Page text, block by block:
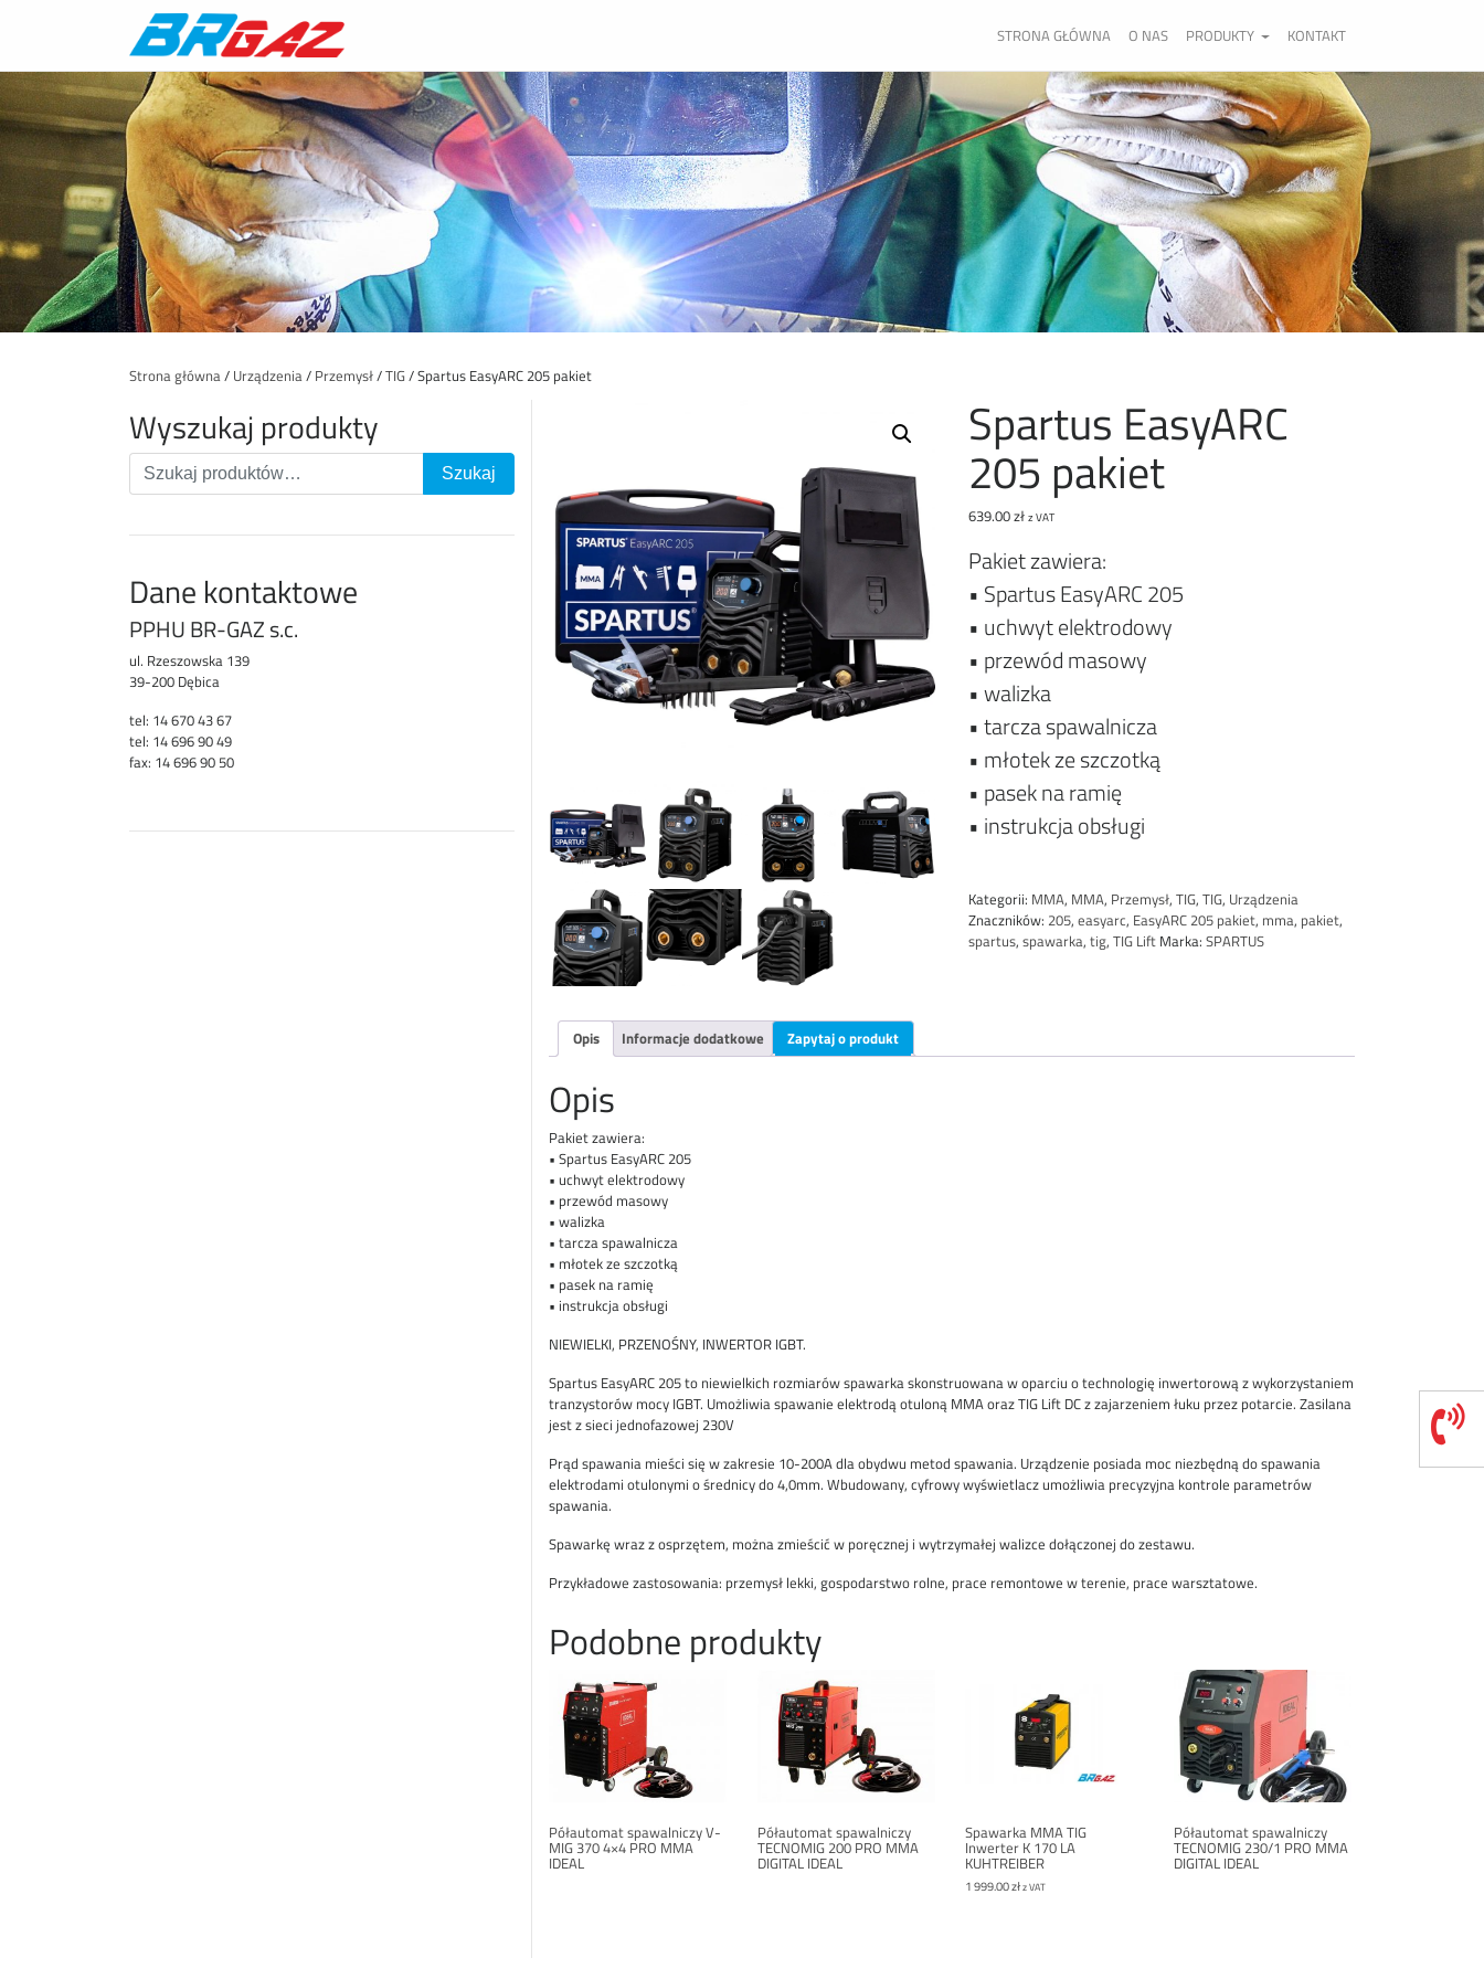
STRONA GŁÓWNA O NAS PRODUKTY KONTAKT
Strona główna/ Urządzenia/ Przemysł/TIG/ Spartus EasyARC 205 pakiet
Wyszukaj produkty
Dane kontaktowe
PPHU BR-GAZ s.c.
ul. Rzeszowska 139
39-200 Dębica
tel: 14 670 43 67
tel: 14 696 90 49
fax: 14 696 90 50
Spartus EasyARC
205 pakiet
639.00zł z VAT
Pakiet zawiera:
• Spartus EasyARC 205
• uchwyt elektrodowy
• przewód masowy
• walizka
• tarcza spawalnicza
• młotek ze szczotką
• pasek na ramię
• instrukcja obsługi
Kategorii: MMA, MMA, Przemysł, TIG, TIG, Urządzenia
Znaczników: 205, easyarc, EasyARC 205 pakiet, mma, pakiet,
spartus, spawarka, tig, TIG Lift Marka: SPARTUS
Opis Informacje dodatkowe Zapytaj o produkt
Opis
Pakiet zawiera:
• Spartus EasyARC 205
• uchwyt elektrodowy
• przewód masowy
• walizka
• tarcza spawalnicza
• młotek ze szczotką
• pasek na ramię
• instrukcja obsługi
NIEWIELKI, PRZENOŚNY, INWERTOR IGBT.
Spartus EasyARC 205 to niewielkich rozmiarów spawarka skonstruowana w oparciu o technologię inwertorową z wykorzystaniem
tranzystorów mocy IGBT. Umożliwia spawanie elektrodą otuloną MMA oraz TIG Lift DC z zajarzeniem łuku przez potarcie. Zasilana
jest z sieci jednofazowej 230V
Prąd spawania mieści się w zakresie 10-200A dla obydwu metod spawania. Urządzenie posiada moc niezbędną do spawania
elektrodami otulonymi o średnicy do 4,0mm. Wbudowany, cyfrowy wyświetlacz umożliwia precyzyjna kontrole parametrów
spawania.
Spawarkę wraz z osprzętem, można zmieścić w poręcznej i wytrzymałej walizce dołączonej do zestawu.
Przykładowe zastosowania: przemysł lekki, gospodarstwo rolne, prace remontowe w terenie, prace warsztatowe.
Podobne produkty
Półautomat spawalniczy V-
MIG 370 4×4 PRO MMA
IDEAL
Półautomat spawalniczy
TECNOMIG 200 PRO MMA
DIGITAL IDEAL
Spawarka MMA TIG
Inwerter K 170 LA
KUHTREIBER
1 999.00złz VAT
Półautomat spawalniczy
TECNOMIG 230/1 PRO MMA
DIGITAL IDEAL